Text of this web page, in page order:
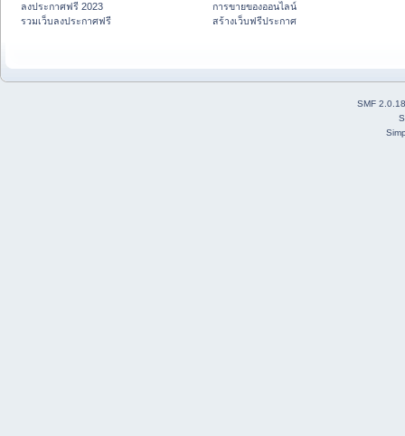
ลงประกาศฟรี 2023
รวมเว็บลงประกาศฟรี
การขายของออนไลน์
สร้างเว็บฟรีประกาศ
SMF 2.0.18